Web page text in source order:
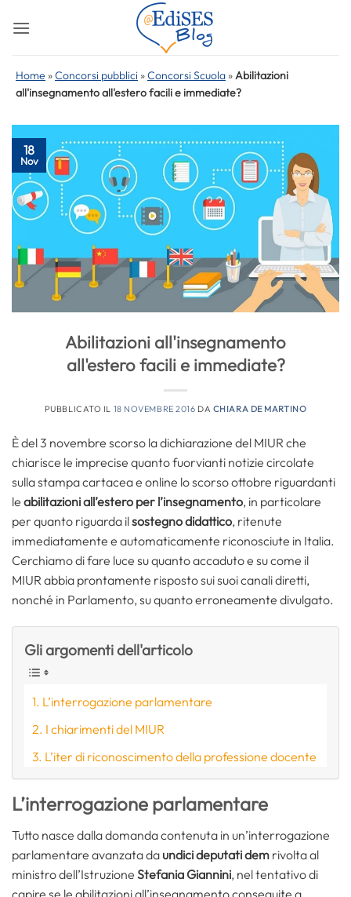
Home »Concorsi pubblici »Concorsi Scuola »Abilitazioni
all'insegnamento all'estero facili e immediate?
18
Nov
Abilitazioni all'insegnamento
all'estero facili e immediate?
PUBBLICATO IL 18 NOVEMBRE 2016 DA CHIARA DE MARTINO
È del 3 novembre scorso la dichiarazione del MIUR che
chiarisce le imprecise quanto fuorvianti notizie circolate
sulla stampa cartacea e online lo scorso ottobre riguardanti
le abilitazioni all’estero per l’insegnamento, in particolare
per quanto riguarda ilsostegno didattico, ritenute
immediatamente e automaticamente riconosciute in Italia.
Cerchiamo di fare luce su quanto accaduto e su come il
MIUR abbia prontamente risposto sui suoi canali diretti,
nonché in Parlamento, su quanto erroneamente divulgato.
Gli argomenti dell'articolo
L’interrogazione parlamentare
I chiarimenti del MIUR
L’iter di riconoscimento della professione docente
L’interrogazione parlamentare
Tutto nasce dalla domanda contenuta in un’interrogazione
parlamentare avanzata da undici deputati dem rivolta al
ministro dell’Istruzione Stefania Giannini, nel tentativo di
capire se le abilitazioni all’insegnamento conseguite a